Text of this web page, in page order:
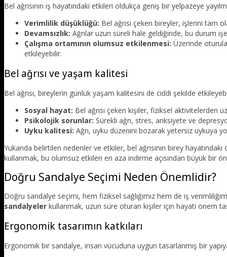
Bel ağrısının iş hayatındaki etkileri oldukça geniş bir yelpazeye
Verimlilik düşüklüğü: Bel ağrısı çeken bireyler, işlerini tam
Devamsızlık: Ağrılar uzun süreli hale geldiğinde, bu durum işe
Çalışma ortamının olumsuz etkilenmesi: Üzerinde
etkileyebilir.
Bel ağrısı ve yaşam kalitesi
Bel ağrısı, bireylerin günlük yaşam kalitesini de ciddi şekilde
Sosyal hayat: Bel ağrısı çeken kişiler, fiziksel aktivitelerden
Psikolojik sorunlar: Sürekli ağrı, stres, anksiyete ve
Uyku kalitesi: Ağrı, uyku düzenini bozarak yetersiz uykuya
Yukarıda belirtilen nedenler ve etkiler, bel ağrısının birey
kullanmak, bu olumsuz etkileri en aza indirme açısından büyük bir
Doğru Sandalye Seçimi Neden Önemlidir?
Doğru sandalye seçimi, hem fiziksel sağlığımız hem de iş
sandalyeler kullanmak, uzun süre oturan kişiler için hayati önem
Ergonomik tasarımın katkıları
Ergonomik bir sandalye, insan vücuduna uygun tasarlanmış bir